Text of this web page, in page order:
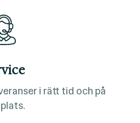
i rätt tid och på